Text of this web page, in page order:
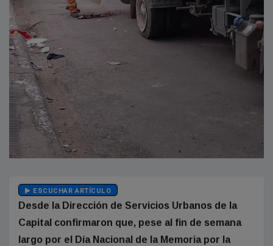
ESCUCHAR ARTÍCULO
Desde la Dirección de Servicios Urbanos de la
Capital confirmaron que, pese al fin de semana
largo por el Día Nacional de la Memoria por la